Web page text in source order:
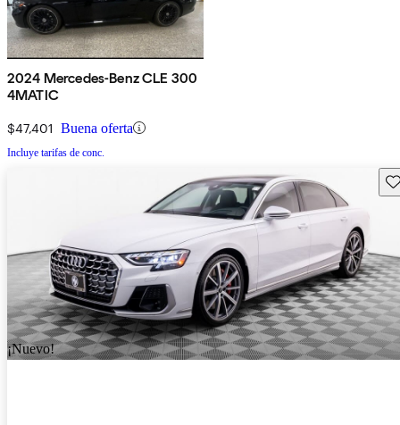
2024 Mercedes-Benz CLE 300
4MATIC
$47,401 Buena oferta
Incluye tarifas de conc.
¡Nuevo!